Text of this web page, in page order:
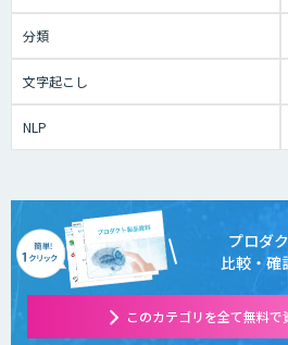
分類
文字起こし
NLP
プロダ
比較・確
このカテゴリを全て無料で